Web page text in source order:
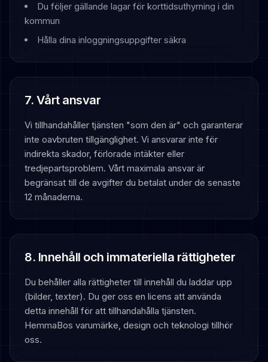
Du följer gällande lagar för korttidsuthyrning i din
kommun
Hålla dina inloggningsuppgifter säkra
7. Vårt ansvar
Vi tillhandahåller tjänsten "som den är" och garanterar
inte oavbruten tillgänglighet. Vi ansvarar inte för
indirekta skador, förlorade intäkter eller
tredjepartsproblem. Vårt maximala ansvar är
begränsat till de avgifter du betalat under de senaste
12 månaderna.
8. Innehåll och immateriella rättigheter
Du behåller alla rättigheter till innehåll du laddar upp
(bilder, texter). Du ger oss en licens att använda
detta innehåll för att tillhandahålla tjänsten.
HemmaBos varumärke, design och teknologi tillhör
oss.